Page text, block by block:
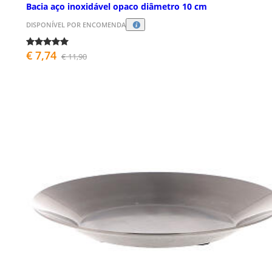
Bacia aço inoxidável opaco diâmetro 10 cm
DISPONÍVEL POR ENCOMENDA
€ 7,74 € 11,90